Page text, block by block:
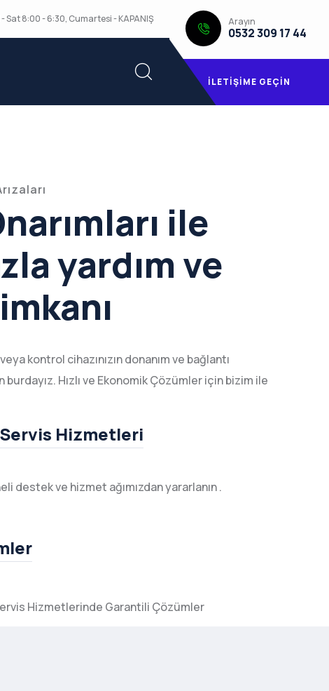
- Sat 8:00 - 6:30, Cumartesi - KAPANIŞ Arayın
0532 309 17 44
İLETIŞIME GEÇIN
ile
yardım ve
kontrol cihazınızın donanım ve bağlantı
burdayız. Hızlı ve Ekonomik Çözümler için bizim ile
Hizmetleri
destek ve hizmet ağımızdan yararlanın .
Hizmetlerinde Garantili Çözümler